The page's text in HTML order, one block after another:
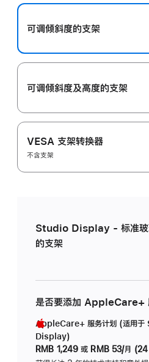
可调倾斜度的支架
可调倾斜度及高‍度的支‍架
VESA 支架转换器
不含支架
Studio Display - 标准玻
的支架
是否要添加 AppleCare+
AppleCare+ 服务计划 (适用
Display)
RMB 1,249 或 RMB 53/月 (24